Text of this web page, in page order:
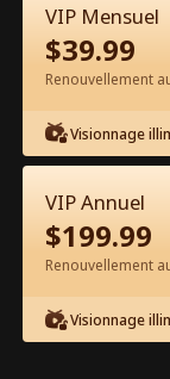
Épisode
0-49 50-58
VIP Mensuel
$39.99
Renouvellement
Visionnage
VIP Annuel
$199.99
Renouvellement
Visionnage